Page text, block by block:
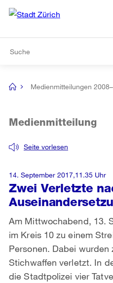
Navigation
[no
Medienmitteilungen
Zwei Verletzte
Seite vorlesen
Medienmitteilung
Am Mittwochabend, 13.
im Kreis 10 zu einem
Personen. Dabei wurden
Stichwaffen verletzt. In
die Stadtpolizei vier
14. September 2017,11.35 Uhr